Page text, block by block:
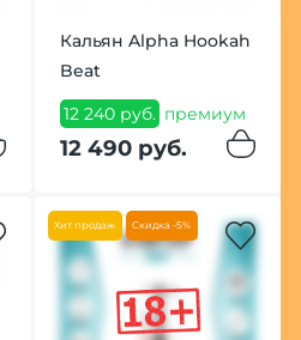
Кальян Alpha Hookah
Beat
12 240 руб. премиум
12 490 руб.
Хит продаж Скидка -5%